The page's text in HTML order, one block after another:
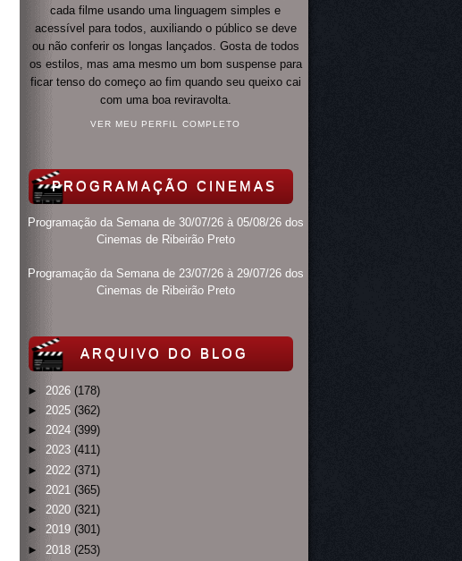
cada filme usando uma linguagem simples e
acessível para todos, auxiliando o público se deve
ou não conferir os longas lançados. Gosta de todos
os estilos, mas ama mesmo um bom suspense para
ficar tenso do começo ao fim quando seu queixo cai
com uma boa reviravolta.
VER MEU PERFIL COMPLETO
PROGRAMAÇÃO CINEMAS
Programação da Semana de 30/07/26 à 05/08/26 dos
Cinemas de Ribeirão Preto
Programação da Semana de 23/07/26 à 29/07/26 dos
Cinemas de Ribeirão Preto
ARQUIVO DO BLOG
► 2026 (178)
► 2025 (362)
► 2024 (399)
► 2023 (411)
► 2022 (371)
► 2021 (365)
► 2020 (321)
► 2019 (301)
► 2018 (253)